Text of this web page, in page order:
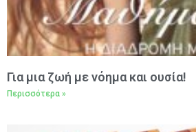
Για μια ζωή με νόημα και ουσία!
Περισσότερα »